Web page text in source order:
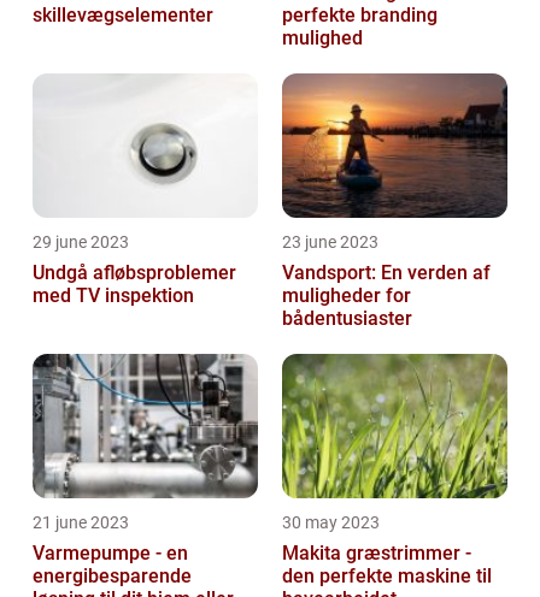
skillevægselementer
perfekte branding
mulighed
29 june 2023
Undgå afløbsproblemer
med TV inspektion
23 june 2023
Vandsport: En verden af
muligheder for
bådentusiaster
21 june 2023
Varmepumpe - en
energibesparende
30 may 2023
Makita græstrimmer -
den perfekte maskine til